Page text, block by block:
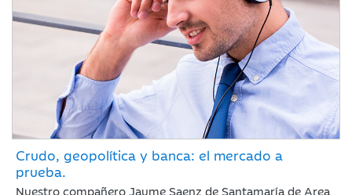
Crudo, geopolítica y banca: el mercado a
prueba.
Nuestro compañero Jaume Saenz de Santamaría de Area